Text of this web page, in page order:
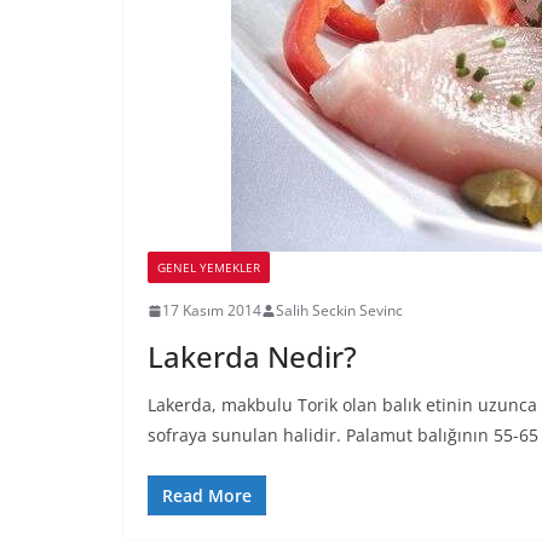
GENEL YEMEKLER
17 Kasım 2014 Salih Seckin Sevinc
Lakerda Nedir?
Lakerda, makbulu Torik olan balık etinin
sofraya sunulan halidir. Palamut balığının 55-65
Read More